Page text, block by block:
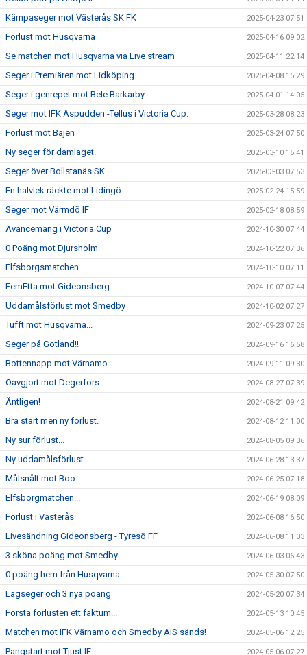
Kämpaseger mot Västerås SK FK 2025-04-23 07:51
Förlust mot Husqvarna 2025-04-16 09:02
Se matchen mot Husqvarna via Live stream 2025-04-11 22:14
Seger i Premiären mot Lidköping 2025-04-08 15:29
Seger i genrepet mot Bele Barkarby 2025-04-01 14:05
Seger mot IFK Aspudden -Tellus i Victoria Cup. 2025-03-28 08:23
Förlust mot Bajen 2025-03-24 07:50
Ny seger för damlaget. 2025-03-10 15:41
Seger över Bollstanäs SK 2025-03-03 07:53
En halvlek räckte mot Lidingö 2025-02-24 15:59
Seger mot Värmdö IF 2025-02-18 08:59
Avancemang i Victoria Cup 2024-10-30 07:44
0 Poäng mot Djursholm 2024-10-22 07:36
Elfsborgsmatchen 2024-10-10 07:11
FemEtta mot Gideonsberg.. 2024-10-07 07:44
Uddamålsförlust mot Smedby 2024-10-02 07:27
Tufft mot Husqvarna... 2024-09-23 07:25
Seger på Gotland!! 2024-09-16 16:58
Bottennapp mot Värnamo 2024-09-11 09:30
Oavgjort mot Degerfors 2024-08-27 07:39
Äntligen! 2024-08-21 09:42
Bra start men ny förlust. 2024-08-12 11:00
Ny sur förlust... 2024-08-05 09:36
Ny uddamålsförlust... 2024-06-28 13:37
Målsnålt mot Boo.. 2024-06-25 07:18
Elfsborgmatchen... 2024-06-19 08:09
Förlust i Västerås 2024-06-08 16:50
Livesändning Gideonsberg - Tyresö FF 2024-06-08 11:03
3 sköna poäng mot Smedby. 2024-06-03 06:43
0 poäng hem från Husqvarna 2024-05-30 07:50
Lagseger och 3 nya poäng 2024-05-20 07:34
Första förlusten ett faktum... 2024-05-13 10:45
Matchen mot IFK Värnamo och Smedby AIS sänds! 2024-05-06 12:25
Pangstart mot Tjust IF. 2024-05-06 07:27